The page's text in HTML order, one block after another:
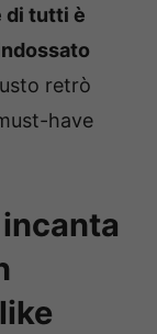
di tutti è
retrò
have